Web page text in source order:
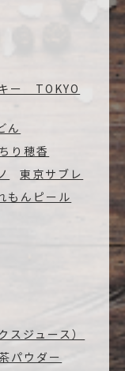
ー TOKYO
ん
り穂香
東京サブレ
もんピール
ジュース）
パウダー